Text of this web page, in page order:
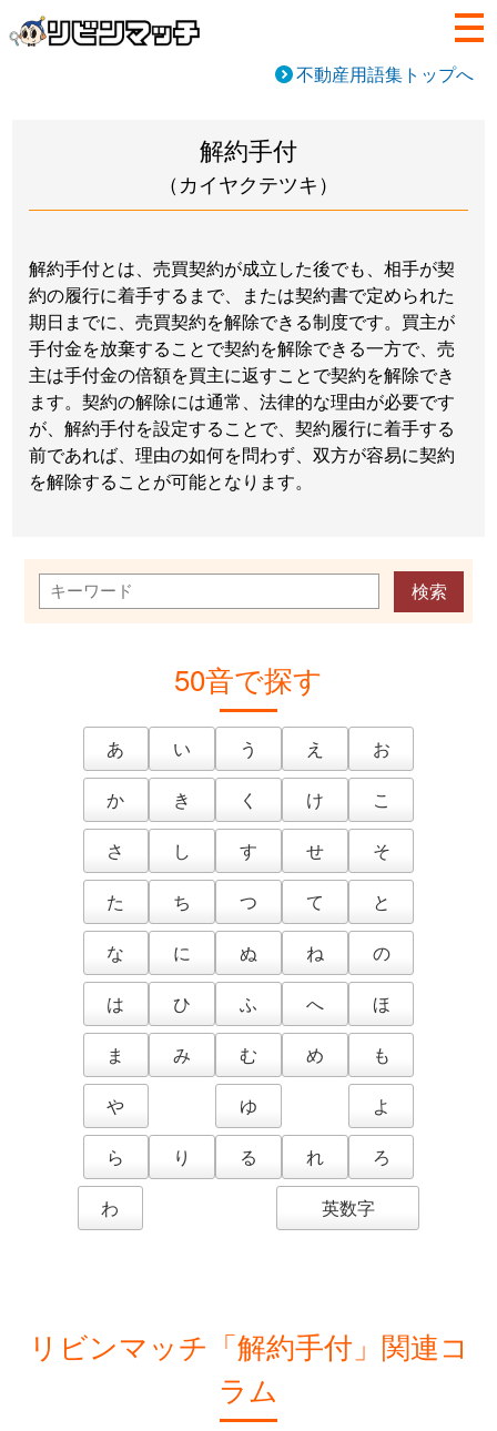
不動産用語集トップへ
解約手付
（カイヤクテツキ）
解約手付とは、売買契約が成立した後でも、相手が契
約の履行に着手するまで、または契約書で定められた
期日までに、売買契約を解除できる制度です。買主が
手付金を放棄することで契約を解除できる一方で、売
主は手付金の倍額を買主に返すことで契約を解除でき
ます。契約の解除には通常、法律的な理由が必要です
が、解約手付を設定することで、契約履行に着手する
前であれば、理由の如何を問わず、双方が容易に契約
を解除することが可能となります。
50音で探す
あ い う え
お
か
き く け
こ
さ
し す せ
そ
た
ち つ て
と
な
に ぬ ね
の
は
ひ ふ へ
ほ
ま
み む め
も
や
ゆ
よ
ら
り る れ
ろ
わ
英数字
リビンマッチ「解約手付」関連コ
ラム